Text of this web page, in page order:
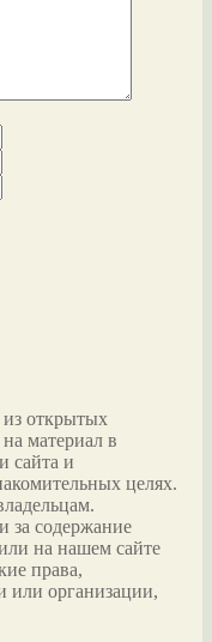
из открытых
материал в
сайта и
целях.
за содержание
на нашем сайте
права,
организации,